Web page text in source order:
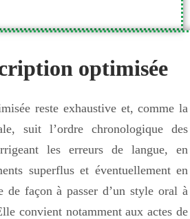
optimisée
reste exhaustive et, comme la
suit l’ordre chronologique des
les erreurs de langue, en
superflus et éventuellement en
de façon à passer d’un style oral à
convient notamment aux actes de